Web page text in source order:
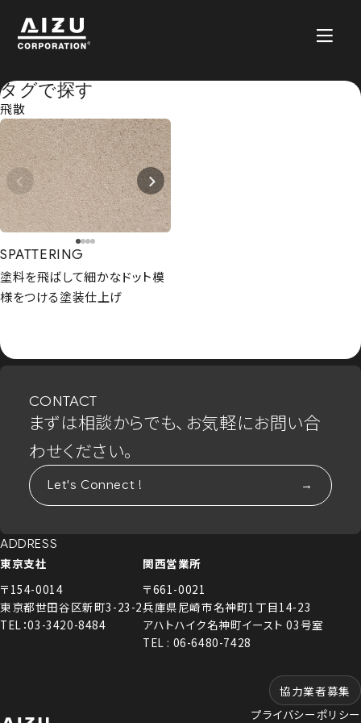
タグで探す
飛散
SPATTERING
塗料を飛ばして細かなドット模
様をつける塗装仕上げ
CONTACT
まずは相談からでも、お気軽にお問い合
わせください。
Let's Connect !
ADDRESS
東京支社
〒154-0014
東京都世田谷区新町3-23-2
TEL：03-3420-8484
関西営業所
〒661-0021
兵庫県尼崎市名神町1丁目14-23
アハトハイク名神町イースト 03号室
TEL : 06-6480-7428
協力業者募集
プライバシーポリシー